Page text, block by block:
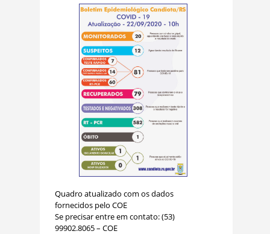
Quadro atualizado com os dados
fornecidos pelo COE
Se precisar entre em contato: (53)
99902.8065 – COE